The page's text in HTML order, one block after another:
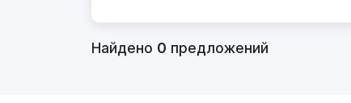
Найдено 0 предложений